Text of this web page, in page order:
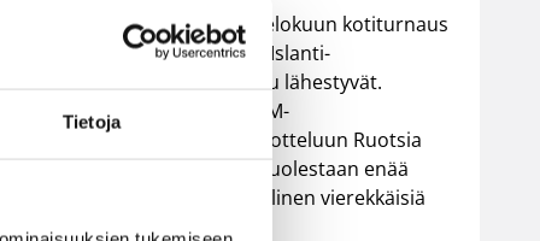
Tietoja
Susiladiesin elokuun kotiturnaus
ja Susijengin Islanti-
kotimaaottelu lähestyvät.
Susijengin MM-
jatkokarsintaotteluun Ruotsia
vastaan on puolestaan enää
jäljellä kourallinen vierekkäisiä
paikkoja.